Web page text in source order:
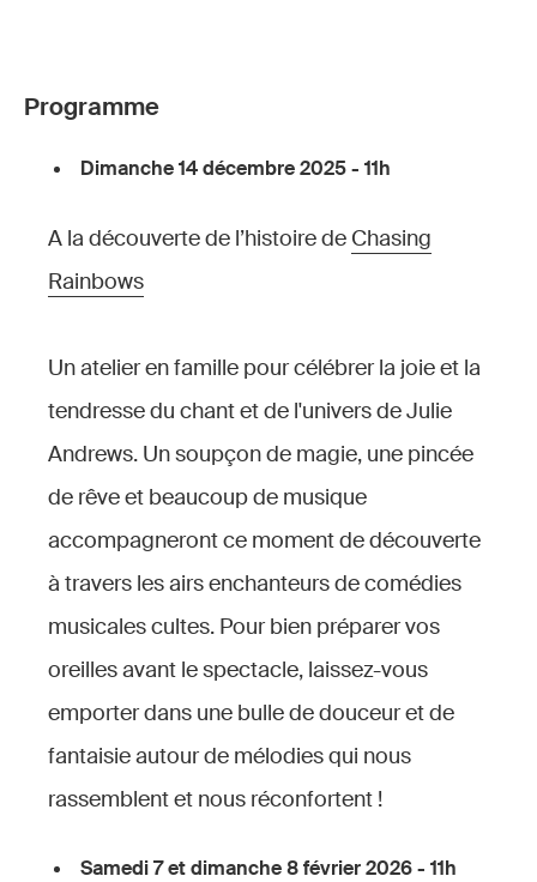
Programme
Dimanche 14 décembre 2025 - 11h
A la découverte de l’histoire de Chasing
Rainbows
Un atelier en famille pour célébrer la joie et la
tendresse du chant et de l'univers de Julie
Andrews. Un soupçon de magie, une pincée
de rêve et beaucoup de musique
accompagneront ce moment de découverte
à travers les airs enchanteurs de comédies
musicales cultes. Pour bien préparer vos
oreilles avant le spectacle, laissez-vous
emporter dans une bulle de douceur et de
fantaisie autour de mélodies qui nous
rassemblent et nous réconfortent !
Samedi 7 et dimanche 8 février 2026 - 11h